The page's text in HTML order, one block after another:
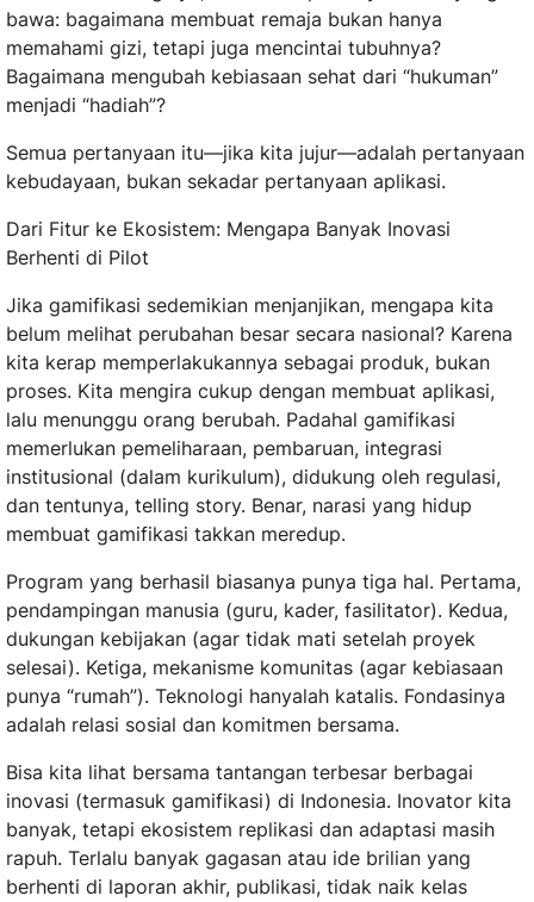
bawa: bagaimana membuat remaja bukan hanya
memahami gizi, tetapi juga mencintai tubuhnya?
Bagaimana mengubah kebiasaan sehat dari “hukuman”
menjadi “hadiah”?
Semua pertanyaan itu—jika kita jujur—adalah pertanyaan
kebudayaan, bukan sekadar pertanyaan aplikasi.
Dari Fitur ke Ekosistem: Mengapa Banyak Inovasi
Berhenti di Pilot
Jika gamifikasi sedemikian menjanjikan, mengapa kita
belum melihat perubahan besar secara nasional? Karena
kita kerap memperlakukannya sebagai produk, bukan
proses. Kita mengira cukup dengan membuat aplikasi,
lalu menunggu orang berubah. Padahal gamifikasi
memerlukan pemeliharaan, pembaruan, integrasi
institusional (dalam kurikulum), didukung oleh regulasi,
dan tentunya, telling story. Benar, narasi yang hidup
membuat gamifikasi takkan meredup.
Program yang berhasil biasanya punya tiga hal. Pertama,
pendampingan manusia (guru, kader, fasilitator). Kedua,
dukungan kebijakan (agar tidak mati setelah proyek
selesai). Ketiga, mekanisme komunitas (agar kebiasaan
punya “rumah”). Teknologi hanyalah katalis. Fondasinya
adalah relasi sosial dan komitmen bersama.
Bisa kita lihat bersama tantangan terbesar berbagai
inovasi (termasuk gamifikasi) di Indonesia. Inovator kita
banyak, tetapi ekosistem replikasi dan adaptasi masih
rapuh. Terlalu banyak gagasan atau ide brilian yang
berhenti di laporan akhir, publikasi, tidak naik kelas